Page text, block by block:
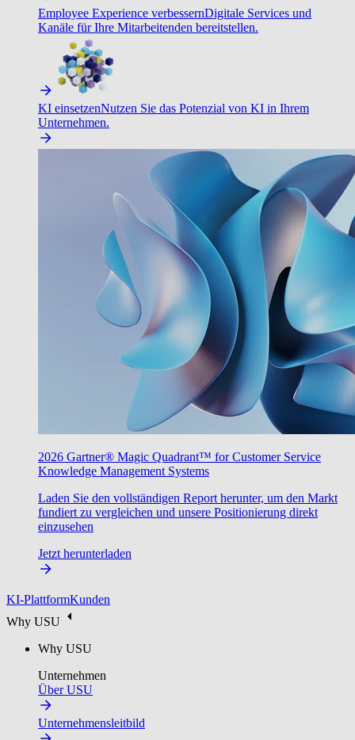
Employee Experience verbessernDigitale Services und
Kanäle für Ihre Mitarbeitenden bereitstellen.
KI einsetzenNutzen Sie das Potenzial von KI in Ihrem
Unternehmen.
2026 Gartner® Magic Quadrant™ for Customer Service
Knowledge Management Systems
Laden Sie den vollständigen Report herunter, um den Markt
fundiert zu vergleichen und unsere Positionierung direkt
einzusehen
Jetzt herunterladen
KI-PlattformKunden
Why USU
Why USU
Unternehmen
Über USU
Unternehmensleitbild